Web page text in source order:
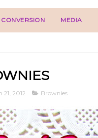
CONVERSION MEDIA
21, 2012 Brownies